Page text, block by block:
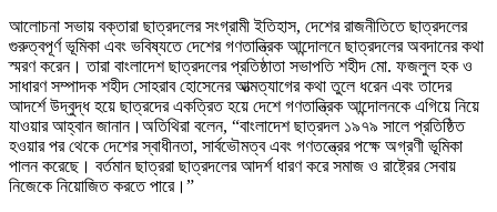
আলোচনা সভায় বক্তারা ছাত্রদলের সংগ্রামী ইতিহাস, দেশের রাজনীতিতে ছাত্রদলের
গুরুত্বপূর্ণ ভূমিকা এবং ভবিষ্যতে দেশের গণতান্ত্রিক আন্দোলনে ছাত্রদলের অবদানের কথা
স্মরণ করেন। তারা বাংলাদেশ ছাত্রদলের প্রতিষ্ঠাতা সভাপতি শহীদ মো. ফজলুল হক ও
সাধারণ সম্পাদক শহীদ সোহরাব হোসেনের আত্মত্যাগের কথা তুলে ধরেন এবং তাদের
আদর্শে উদ্বুদ্ধ হয়ে ছাত্রদের একত্রিত হয়ে দেশে গণতান্ত্রিক আন্দোলনকে এগিয়ে নিয়ে
যাওয়ার আহ্বান জানান।অতিথিরা বলেন, “বাংলাদেশ ছাত্রদল ১৯৭৯ সালে প্রতিষ্ঠিত
হওয়ার পর থেকে দেশের স্বাধীনতা, সার্বভৌমত্ব এবং গণতন্ত্রের পক্ষে অগ্রণী ভূমিকা
পালন করেছে। বর্তমান ছাত্ররা ছাত্রদলের আদর্শ ধারণ করে সমাজ ও রাষ্ট্রের সেবায়
নিজেকে নিয়োজিত করতে পারে।”